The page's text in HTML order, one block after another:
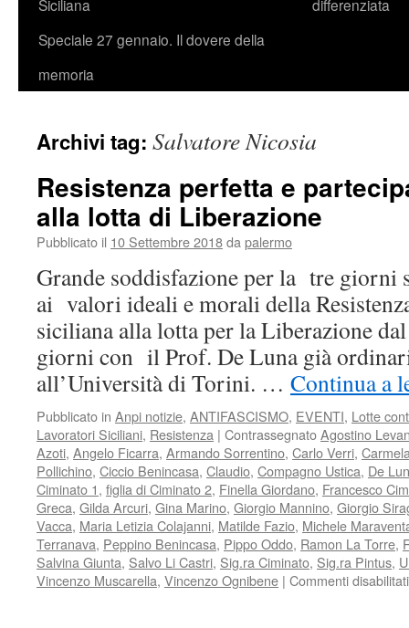
Siciliana
differenziata
Speciale 27 gennaio. Il dovere della
memoria
Archivi tag: Salvatore Nicosia
Resistenza perfetta e
alla lotta di Liberazione
Pubblicato il 10 Settembre 2018da palermo
Grande soddisfazione per la tre
ai valori ideali e morali della
siciliana alla lotta per la Liberazione
giorni con il Prof. De Luna già
all’Università di Torini. … Continua a
Pubblicato in Anpi notizie, ANTIFASCISMO, EVENTI, Lotte
Lavoratori Siciliani, Resistenza | ContrassegnatoAgostino
Azoti, Angelo Ficarra, Armando Sorrentino, Carlo Verri,
Pollichino, Ciccio Benincasa, Claudio, Compagno Ustica, De
Ciminato 1, figlia di Ciminato 2, Finella Giordano, Francesco
Greca, Gilda Arcuri, Gina Marino, Giorgio Mannino, Giorgio
Vacca, Maria Letizia Colajanni, Matilde Fazio, Michele
Terranava, Peppino Benincasa, Pippo Oddo, Ramon La Torre,
Salvina Giunta, Salvo Li Castri, Sig.ra Ciminato, Sig.ra Pintus,
Vincenzo Muscarella, Vincenzo Ognibene | Commenti disabilitati